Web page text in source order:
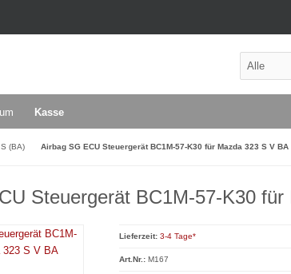
Kasse
(BA) Airbag SG ECU Steuergerät BC1M-57-K30 für Mazda 323 S V BA
Steuergerät BC1M-57-K30
Lieferzeit: 3-4 Tage*
Art.Nr.: M167